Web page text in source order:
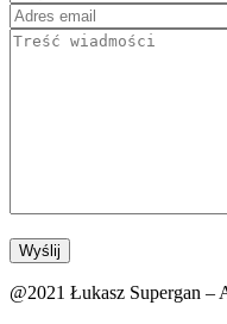
@2021 Łukasz Supergan –